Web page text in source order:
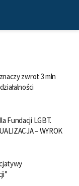
zwrot 3 mln
Fundacji LGBT.
– WYROK